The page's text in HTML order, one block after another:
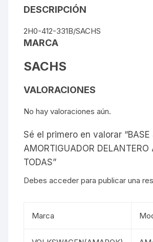
DESCRIPCIÓN
2H0-412-331B/SACHS
MARCA
SACHS
VALORACIONES
No hay valoraciones aún.
Sé el primero en valorar “BASE
AMORTIGUADOR DELANTERO
TODAS”
Debes acceder para publicar una
Marca